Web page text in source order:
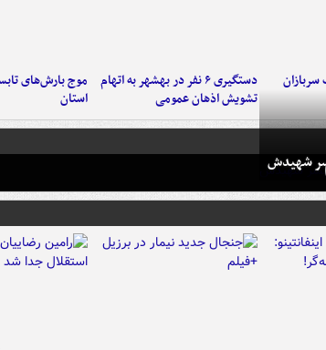
دستگیری ۶ نفر در بهشهر به اتهام
تشویش اذهان عمومی
استان
شهیدش